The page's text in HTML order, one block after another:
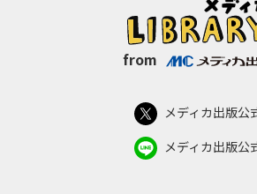
from
メディカ出版公
メディカ出版公